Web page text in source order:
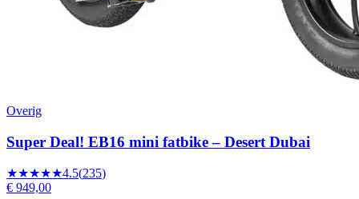
Overig
Super Deal! EB16 mini fatbike – Desert Dubai
★★★★★4.5(235)
€ 949,00